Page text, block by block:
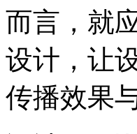
而言，就
设计，让
传播效果